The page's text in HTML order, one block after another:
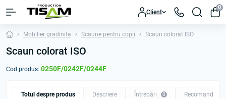
Client
0
Mobilier gradinita Scaune pentru copii Scaun colorat ISO
Scaun colorat ISO
Cod produs: 0250F/0242F/0244F
Totul despre produs Descriere Întrebări 0 Recomandăm